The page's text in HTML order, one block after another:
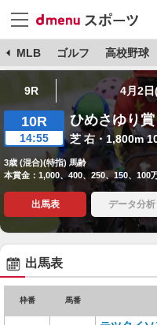
MLB ゴルフ 高校野球
9R 4月2日
10R
14:55
ひめさゆり賞
芝 右・1,800m
3歳 (混合)(特指) 馬齢
本賞金：1,000、400、250、150、100
出馬表 データ分析
出馬表
枠番 馬番